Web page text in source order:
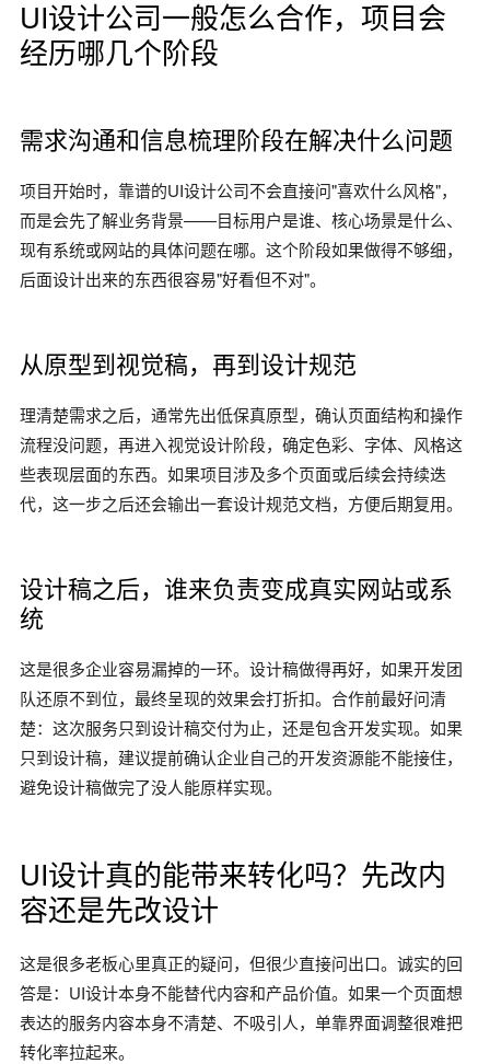
UI设计公司一般怎么合作，项目会
经历哪几个阶段
需求沟通和信息梳理阶段在解决什么问题
项目开始时，靠谱的UI设计公司不会直接问"喜欢什么风格"，
而是会先了解业务背景——目标用户是谁、核心场景是什么、
现有系统或网站的具体问题在哪。这个阶段如果做得不够细，
后面设计出来的东西很容易"好看但不对"。
从原型到视觉稿，再到设计规范
理清楚需求之后，通常先出低保真原型，确认页面结构和操作
流程没问题，再进入视觉设计阶段，确定色彩、字体、风格这
些表现层面的东西。如果项目涉及多个页面或后续会持续迭
代，这一步之后还会输出一套设计规范文档，方便后期复用。
设计稿之后，谁来负责变成真实网站或系
统
这是很多企业容易漏掉的一环。设计稿做得再好，如果开发团
队还原不到位，最终呈现的效果会打折扣。合作前最好问清
楚：这次服务只到设计稿交付为止，还是包含开发实现。如果
只到设计稿，建议提前确认企业自己的开发资源能不能接住，
避免设计稿做完了没人能原样实现。
UI设计真的能带来转化吗？先改内
容还是先改设计
这是很多老板心里真正的疑问，但很少直接问出口。诚实的回
答是：UI设计本身不能替代内容和产品价值。如果一个页面想
表达的服务内容本身不清楚、不吸引人，单靠界面调整很难把
转化率拉起来。